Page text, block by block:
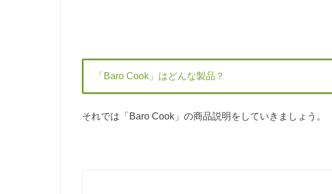
「Baro Cook」はどんな製品？
それでは「Baro Cook」の商品説明をしていきましょう。